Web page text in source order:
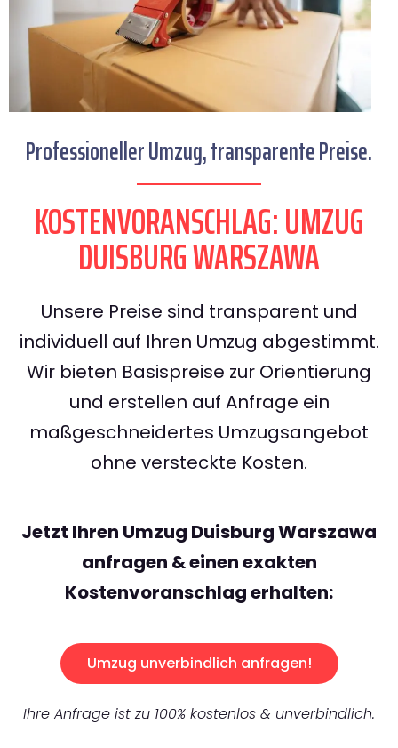
Professioneller Umzug, transparente Preise.
KOSTENVORANSCHLAG: UMZUG
DUISBURG WARSZAWA
Unsere Preise sind transparent und
individuell auf Ihren Umzug abgestimmt.
Wir bieten Basispreise zur Orientierung
und erstellen auf Anfrage ein
maßgeschneidertes Umzugsangebot
ohne versteckte Kosten.
Jetzt Ihren Umzug Duisburg Warszawa
anfragen & einen exakten
Kostenvoranschlag erhalten:
Umzug unverbindlich anfragen!
Ihre Anfrage ist zu 100% kostenlos & unverbindlich.